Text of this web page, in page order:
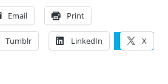
Email Print
Tumblr LinkedIn X